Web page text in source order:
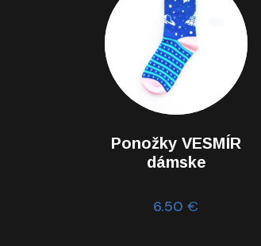
Ponožky VESMÍR
dámske
6.50€